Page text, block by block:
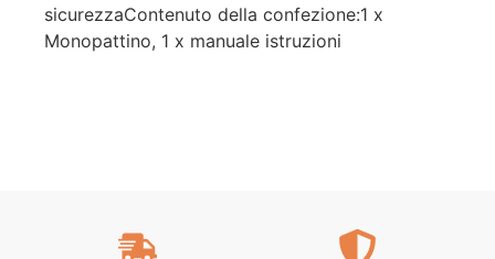
sicurezzaContenuto della confezione:1 x
Monopattino, 1 x manuale istruzioni